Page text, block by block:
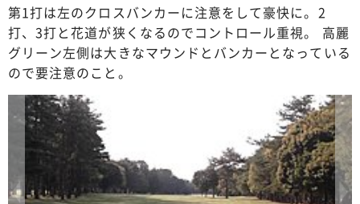
第1打は左のクロスバンカーに注意をして豪快に。2
打、3打と花道が狭くなるのでコントロール重視。 高麗
グリーン左側は大きなマウンドとバンカーとなっている
ので要注意のこと。